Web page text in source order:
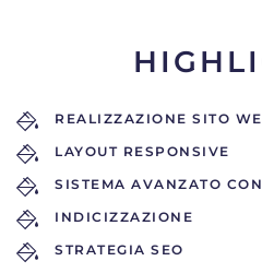
REALIZZAZIONE SITO
LAYOUT RESPONSIVE
SISTEMA AVANZATO
INDICIZZAZIONE
STRATEGIA SEO